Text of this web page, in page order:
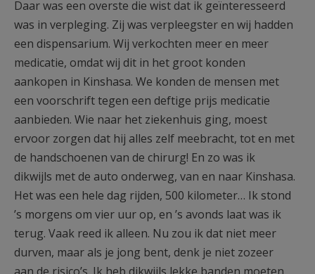
Daar was een overste die wist dat ik geïnteresseerd
was in verpleging. Zij was verpleegster en wij hadden
een dispensarium. Wij verkochten meer en meer
medicatie, omdat wij dit in het groot konden
aankopen in Kinshasa. We konden de mensen met
een voorschrift tegen een deftige prijs medicatie
aanbieden. Wie naar het ziekenhuis ging, moest
ervoor zorgen dat hij alles zelf meebracht, tot en met
de handschoenen van de chirurg! En zo was ik
dikwijls met de auto onderweg, van en naar Kinshasa.
Het was een hele dag rijden, 500 kilometer… Ik stond
’s morgens om vier uur op, en ’s avonds laat was ik
terug. Vaak reed ik alleen. Nu zou ik dat niet meer
durven, maar als je jong bent, denk je niet zozeer